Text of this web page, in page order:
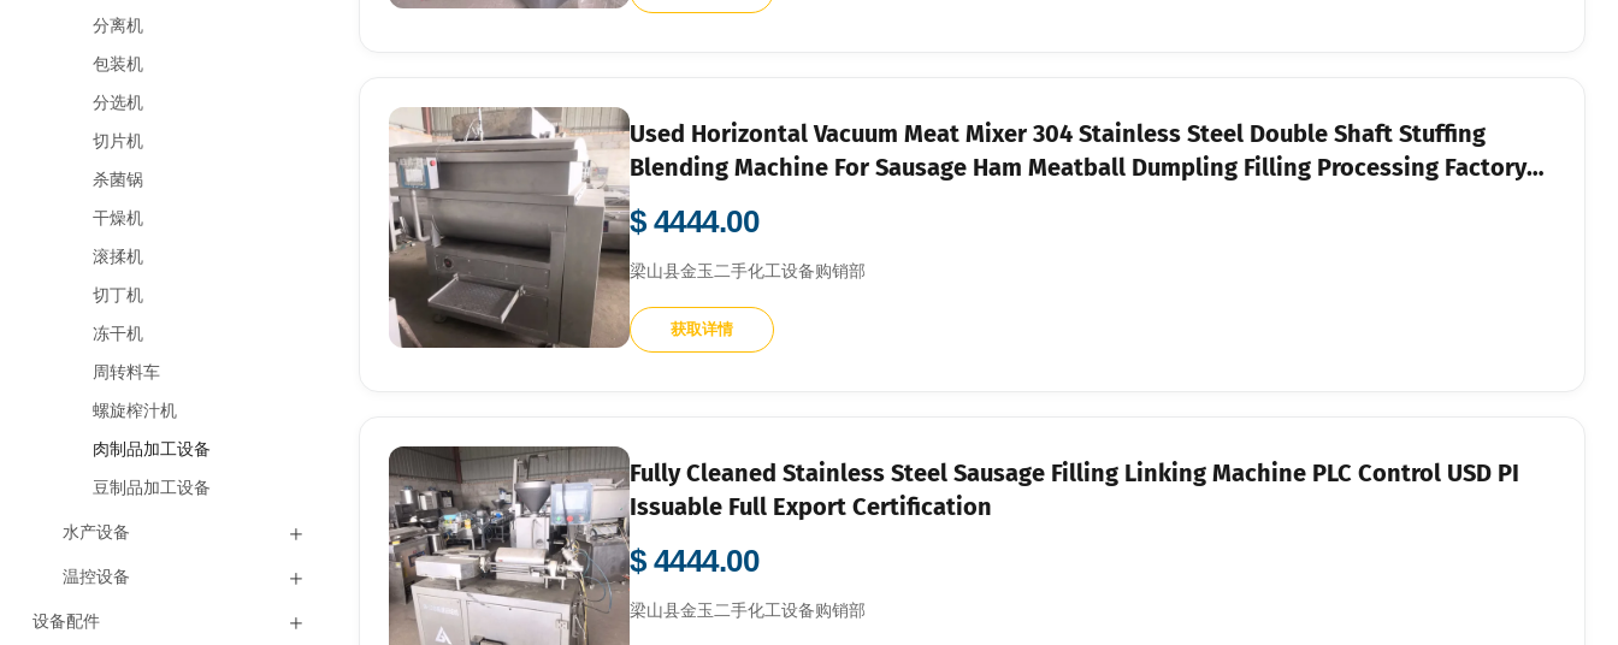
分离机
包装机
分选机
切片机
杀菌锅
干燥机
滚揉机
切丁机
冻干机
周转料车
螺旋榨汁机
肉制品加工设备
豆制品加工设备
水产设备
温控设备
设备配件
Used Horizontal Vacuum Meat Mixer 304 Stainless Steel Double Shaft Stuffing
Blending Machine For Sausage Ham Meatball Dumpling Filling Processing Factory
Bulk Export FOB USD Price Available
$ 4444.00
梁山县金玉二手化工设备购销部
获取详情
Fully Cleaned Stainless Steel Sausage Filling Linking Machine PLC Control USD PI
Issuable Full Export Certification
$ 4444.00
梁山县金玉二手化工设备购销部